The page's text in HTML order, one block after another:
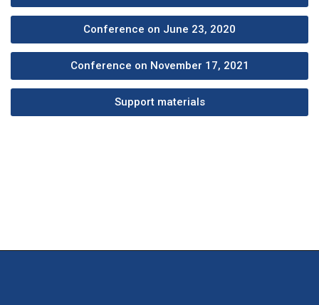
Conference on June 23, 2020
Conference on November 17, 2021
Support materials